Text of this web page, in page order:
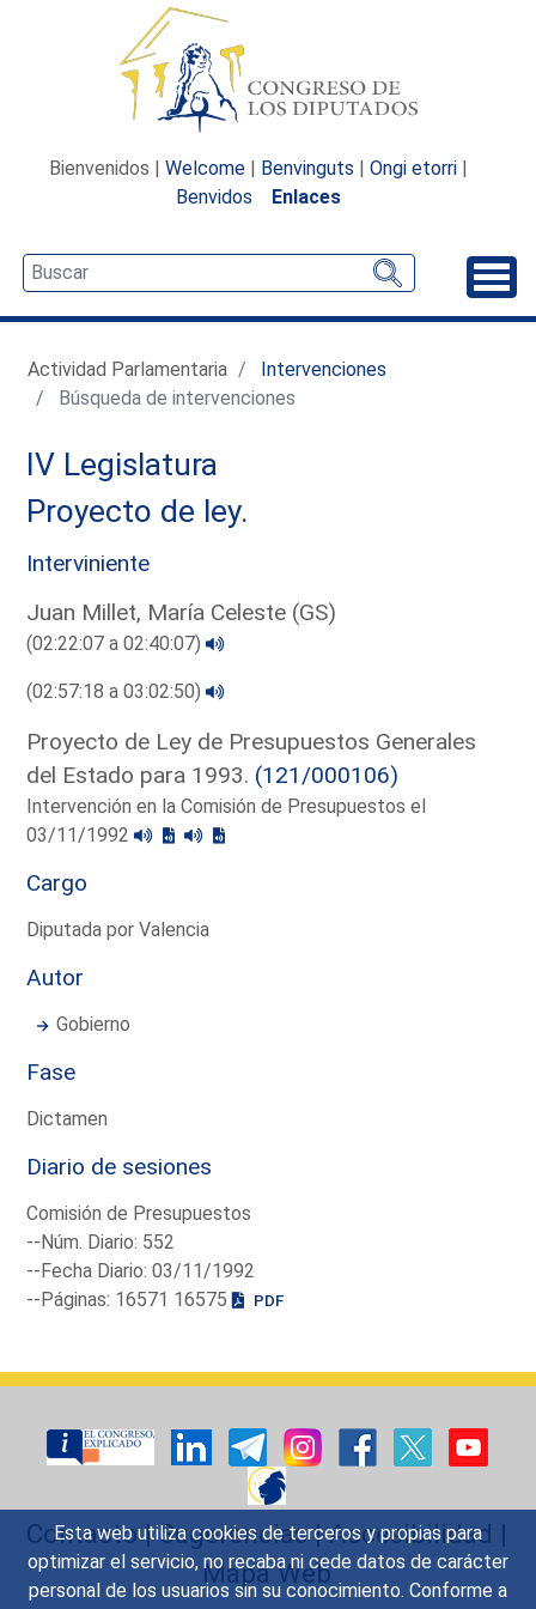
Esta web utiliza cookies de terceros y propias para
optimizar el servicio, no recaba ni cede datos de carácter
personal de los usuarios sin su conocimiento. Conforme a
Bienvenidos | Welcome | Benvinguts | Ongi etorri |
Benvidos
Enlaces
Actividad Parlamentaria
Intervenciones
Búsqueda de intervenciones
IV Legislatura
Proyecto de ley.
Interviniente
Juan Millet, María Celeste (GS)
(02:22:07 a 02:40:07)
(02:57:18 a 03:02:50)
Proyecto de Ley de Presupuestos Generales
del Estado para 1993. (121/000106)
Intervención en la Comisión de Presupuestos el
03/11/1992
Cargo
Diputada por Valencia
Autor
Gobierno
Fase
Dictamen
Diario de sesiones
Comisión de Presupuestos
--Núm. Diario: 552
--Fecha Diario: 03/11/1992
--Páginas: 16571 16575
PDF
Contacto|Sugerencias|Accesibilidad |
Mapa Web